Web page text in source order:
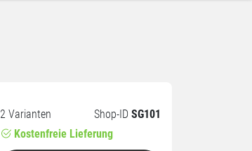
2 Varianten Shop-ID SG101
Kostenfreie Lieferung